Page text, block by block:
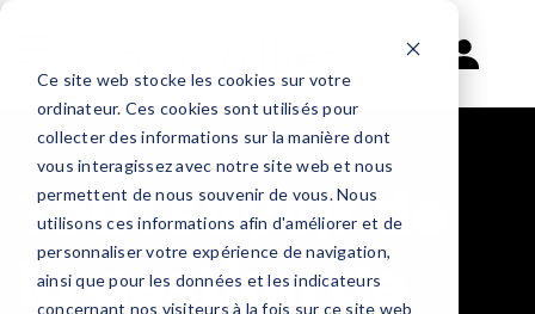
Ce site web stocke les cookies sur votre
ordinateur. Ces cookies sont utilisés pour
collecter des informations sur la manière dont
vous interagissez avec notre site web et nous
permettent de nous souvenir de vous. Nous
utilisons ces informations afin d'améliorer et de
personnaliser votre expérience de navigation,
ainsi que pour les données et les indicateurs
concernant nos visiteurs à la fois sur ce site web
Tout savoir de
la gestion de